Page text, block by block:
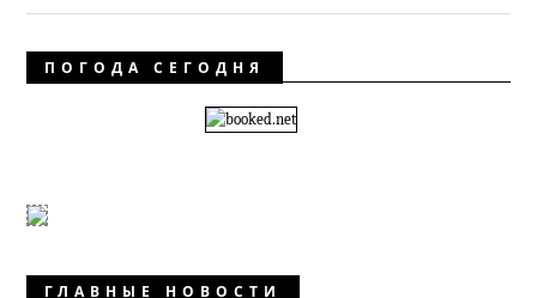
ПОГОДА СЕГОДНЯ
ГЛАВНЫЕ НОВОСТИ